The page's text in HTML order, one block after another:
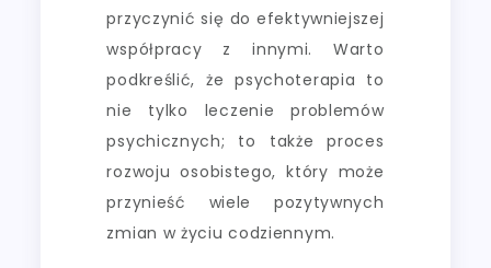
przyczynić się do efektywniejszej
współpracy z innymi. Warto
podkreślić, że psychoterapia to
nie tylko leczenie problemów
psychicznych; to także proces
rozwoju osobistego, który może
przynieść wiele pozytywnych
zmian w życiu codziennym.